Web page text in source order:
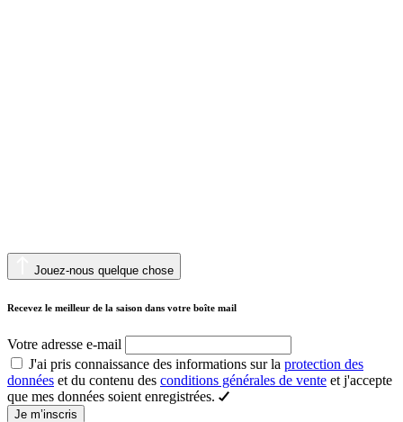
Jouez-nous quelque chose
Recevez le meilleur de la saison dans votre boîte mail
Votre adresse e-mail
J'ai pris connaissance des informations sur la protection des
données et du contenu des conditions générales de vente et j'accepte
que mes données soient enregistrées.
Je m’inscris